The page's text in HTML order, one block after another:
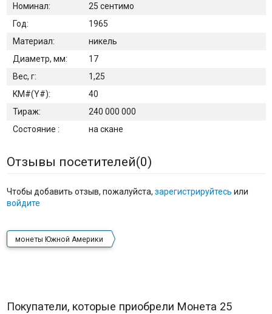
Номинал:
25 сентимо
Год:
1965
Материал:
никель
Диаметр, мм:
17
Вес, г:
1,25
KM#(Y#):
40
Тираж:
240 000 000
Состояние :
на скане
Отзывы посетителей(0)
Чтобы добавить отзыв, пожалуйста, зарегистрируйтесь или
войдите
монеты Южной Америки
Покупатели, которые приобрели Монета 25